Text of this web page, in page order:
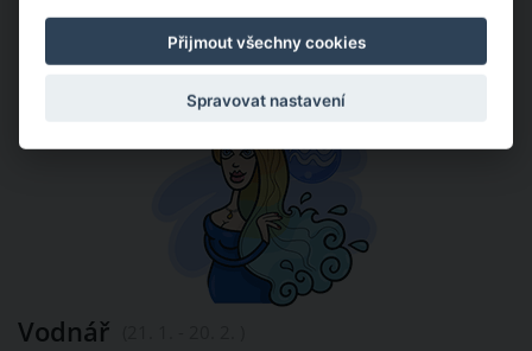
přinese nového.
Vodnář
Přijmout všechny cookies
Spravovat nastavení